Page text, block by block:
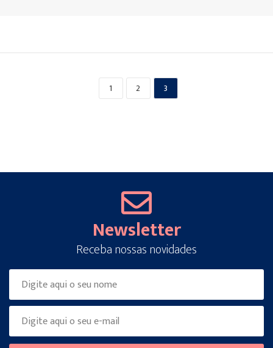
1 2 3
Newsletter
Receba nossas novidades